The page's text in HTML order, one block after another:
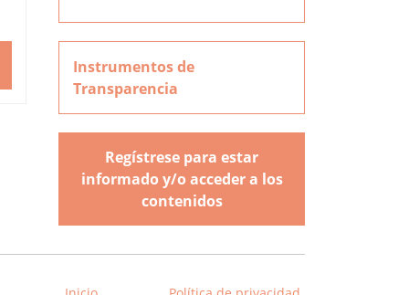
Instrumentos de
Transparencia
Regístrese para estar
informado y/o acceder a los
contenidos